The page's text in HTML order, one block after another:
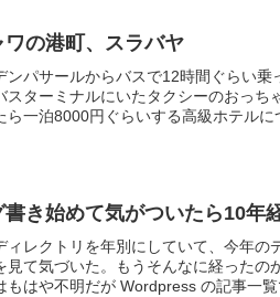
ワの港町、スラバヤ
ンパサールからバスで12時間ぐらい
スターミナルにいたタクシーのおっ
ら一泊8000円ぐらいする高級ホテル
書き始めて気がついたら10年
ィレクトリを年別にしていて、今年
見て気づいた。もうそんなに経った
もはや不明だが Wordpress の記事一